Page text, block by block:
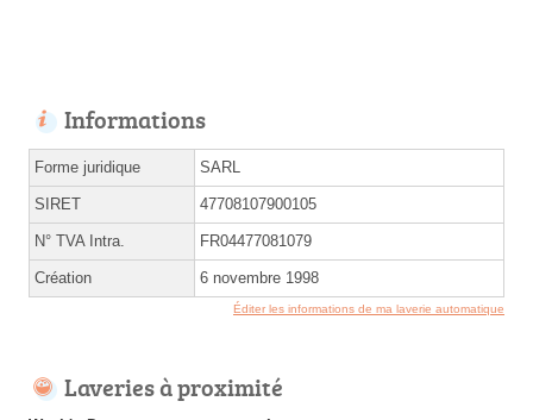
Informations
Forme juridique SARL
SIRET 47708107900105
N° TVA Intra. FR04477081079
Création 6 novembre 1998
Éditer les informations de ma laverie automatique
Laveries à proximité